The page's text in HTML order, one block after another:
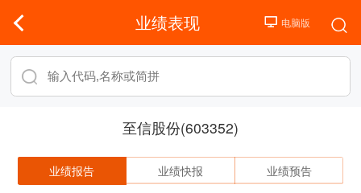
业绩表现
至信股份(603352)
业绩报告 业绩快报 业绩预告